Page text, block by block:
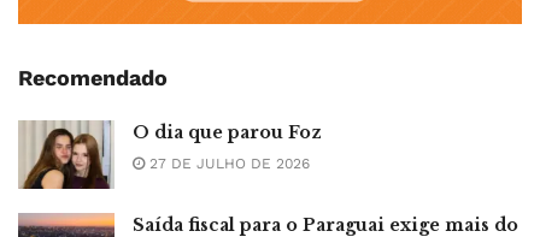
Recomendado
O dia que parou Foz
27 DE JULHO DE 2026
Saída fiscal para o Paraguai exige mais do